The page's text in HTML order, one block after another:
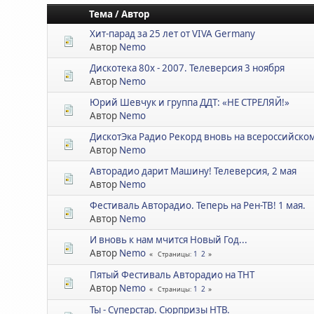
Тема /Автор
Хит-парад за 25 лет от VIVA Germany
Автор Nemo
Дискотека 80х - 2007. Телеверсия 3 ноября
Автор Nemo
Юрий Шевчук и группа ДДТ: «НЕ СТРЕЛЯЙ!»
Автор Nemo
ДискотЭка Радио Рекорд вновь на
Автор Nemo
Авторадио дарит Машину! Телеверсия, 2 мая
Автор Nemo
Фестиваль Авторадио. Теперь на Рен-ТВ! 1 мая.
Автор Nemo
И вновь к нам мчится Новый Год...
Автор Nemo Страницы 1 2
Пятый Фестиваль Авторадио на ТНТ
Автор Nemo Страницы 1 2
Ты - Суперстар. Сюрпризы НТВ.